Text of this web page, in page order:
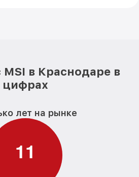
в Краснодаре в
цифрах
лет на рынке
11